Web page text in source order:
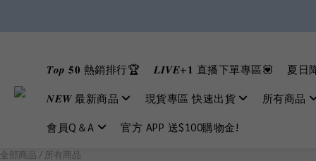
𝑻𝒐𝒑 𝟓𝟎 熱銷排行🏆 𝑳𝑰𝑽𝑬+𝟏 直播下單專區💟 夏日
𝑵𝑬𝑾 最新商品 現貨專區 快速出貨 所有商品
會員Q＆A 官方 APP 送$100購物金!
全部商品 / 所有商品